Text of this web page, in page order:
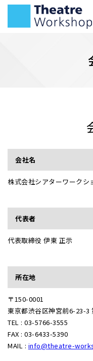
会社名
株式会社シアターワークシ
代表者
代表取締役 伊東 正示
所在地
〒150-0001
東京都渋谷区神宮前6-23-3
TEL : 03-5766-3555
FAX : 03-6433-5390
MAIL : info@theatre-